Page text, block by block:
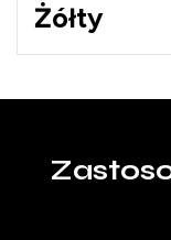
Żółty